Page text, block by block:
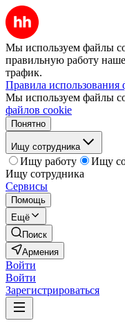
Мы используем файлы
правильную работу
трафик.
Правила использования
Мы используем файлы
файлов cookie
Понятно
Ищу сотрудника
Ищу работу
Ищу
Ищу сотрудника
Сервисы
Помощь
Ещё
Поиск
Армения
Войти
Войти
Зарегистрироваться